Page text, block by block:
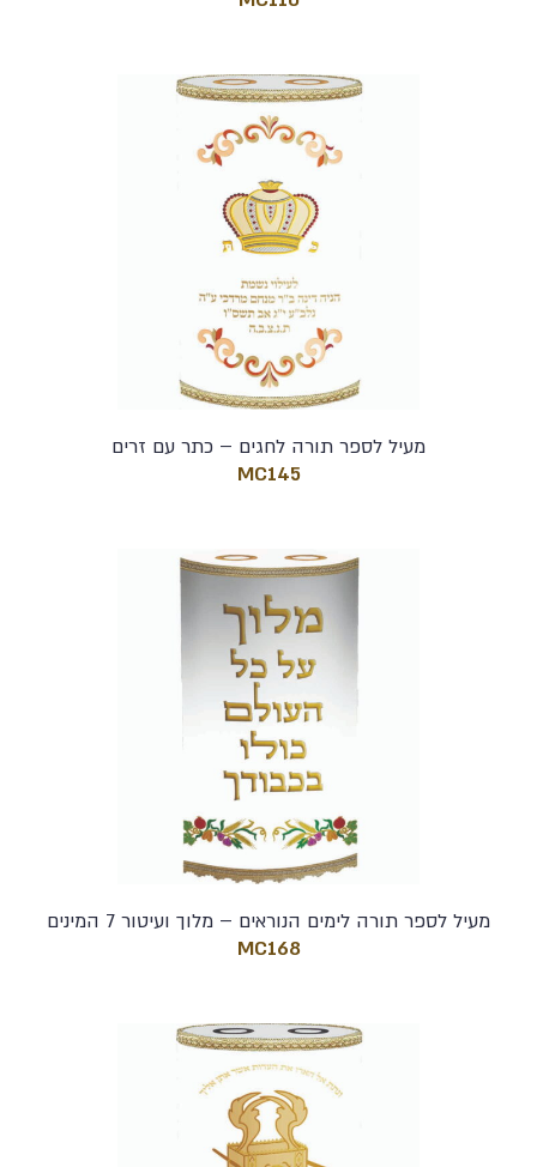
מעיל לספר תורה לחגים – כתר עם זרים
MC145
מעיל לספר תורה לימים הנוראים – מלוך ועיטור 7 המינים
MC168